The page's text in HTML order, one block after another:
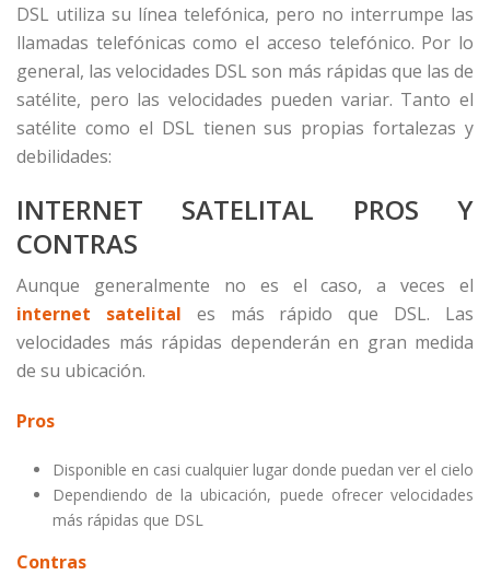
DSL utiliza su línea telefónica, pero no interrumpe las
llamadas telefónicas como el acceso telefónico. Por lo
general, las velocidades DSL son más rápidas que las de
satélite, pero las velocidades pueden variar. Tanto el
satélite como el DSL tienen sus propias fortalezas y
debilidades:
INTERNET SATELITAL PROS Y
CONTRAS
Aunque generalmente no es el caso, a veces el
internet satelital es más rápido que DSL. Las
velocidades más rápidas dependerán en gran medida
de su ubicación.
Pros
Disponible en casi cualquier lugar donde puedan ver el cielo
Dependiendo de la ubicación, puede ofrecer velocidades
más rápidas que DSL
Contras